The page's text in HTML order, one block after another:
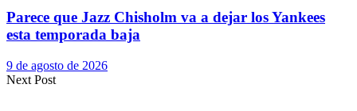
Parece que Jazz Chisholm va a dejar los Yankees
esta temporada baja
9 de agosto de 2026
Next Post